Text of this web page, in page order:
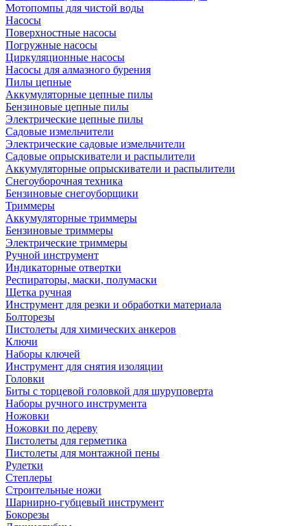
Мотопомпы для чистой воды
Насосы
Поверхностные насосы
Погружные насосы
Циркуляционные насосы
Насосы для алмазного бурения
Пилы цепные
Аккумуляторные цепные пилы
Бензиновые цепные пилы
Электрические цепные пилы
Садовые измельчители
Электрические садовые измельчители
Садовые опрыскиватели и распылители
Аккумуляторные опрыскиватели и распылители
Снегоуборочная техника
Бензиновые снегоуборщики
Триммеры
Аккумуляторные триммеры
Бензиновые триммеры
Электрические триммеры
Ручной инструмент
Индикаторные отвертки
Респираторы, маски, полумаски
Щетка ручная
Инструмент для резки и обработки материала
Болторезы
Пистолеты для химических анкеров
Ключи
Наборы ключей
Инструмент для снятия изоляции
Головки
Биты с торцевой головкой для шуруповерта
Наборы ручного инструмента
Ножовки
Ножовки по дереву
Пистолеты для герметика
Пистолеты для монтажной пены
Рулетки
Степлеры
Строительные ножи
Шарнирно-губцевый инструмент
Бокорезы